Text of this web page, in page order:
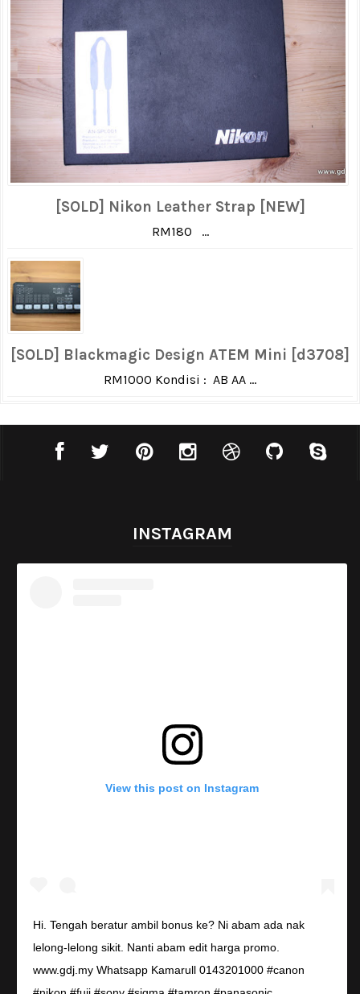
[SOLD] Nikon Leather Strap [NEW]
RM180 ...
[SOLD] Blackmagic Design ATEM Mini [d3708]
RM1000 Kondisi : AB AA ...
INSTAGRAM
View this post on Instagram
Hi. Tengah beratur ambil bonus ke? Ni abam ada nak
lelong-lelong sikit. Nanti abam edit harga promo.
www.gdj.my Whatsapp Kamarull 0143201000 #canon